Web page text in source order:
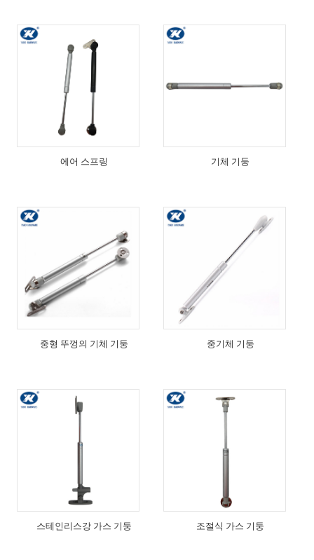
에어 스프링 기체 기둥
중형 뚜껑의 기체 기둥 중기체 기둥
스테인리스강 가스 기둥 조절식 가스 기둥